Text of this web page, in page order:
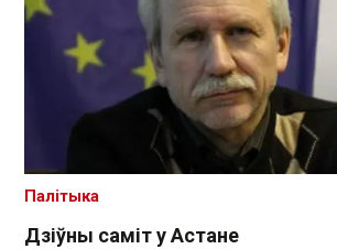
Дзіўны саміт у Астане
Палітыка